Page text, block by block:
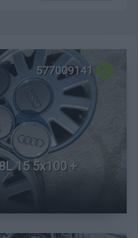
577009141
15 5x100 +